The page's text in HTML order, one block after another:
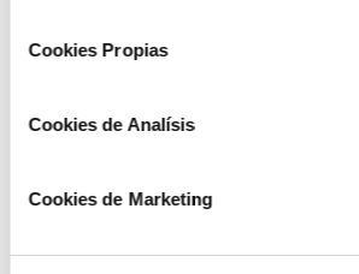
Cookies Propias
Cookies de Analísis
Cookies de Marketing
OFFICIAL SPONSOR CICLO ANDORRA
OFFICIAL RENTAL BIKES